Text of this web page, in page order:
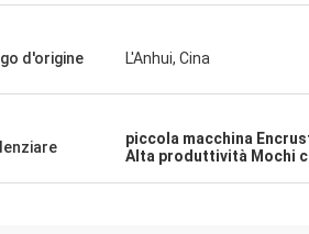
d'origine L'Anhui, Cina
piccola macchina
Alta produttività Mochi